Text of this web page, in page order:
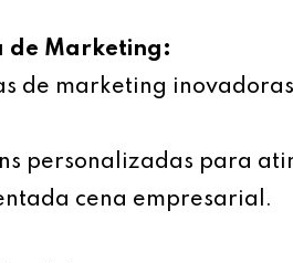
de Marketing:
de marketing
personalizadas para
cena empresarial.